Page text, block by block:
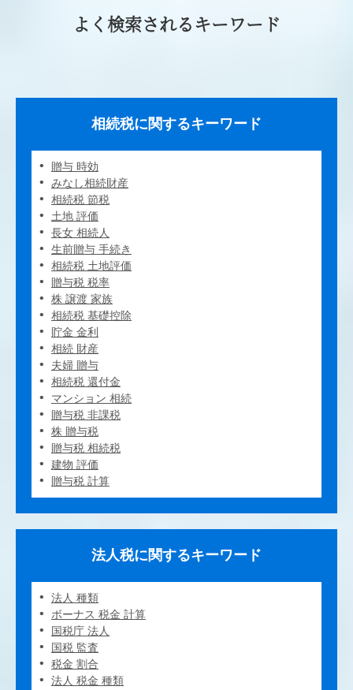
よく検索されるキーワード
相続税に関するキーワード
贈与 時効
みなし相続財産
相続税 節税
土地 評価
長女 相続人
生前贈与 手続き
相続税 土地評価
贈与税 税率
株 譲渡 家族
相続税 基礎控除
貯金 金利
相続 財産
夫婦 贈与
相続税 還付金
マンション 相続
贈与税 非課税
株 贈与税
贈与税 相続税
建物 評価
贈与税 計算
法人税に関するキーワード
法人 種類
ボーナス 税金 計算
国税庁 法人
国税 監査
税金 割合
法人 税金 種類